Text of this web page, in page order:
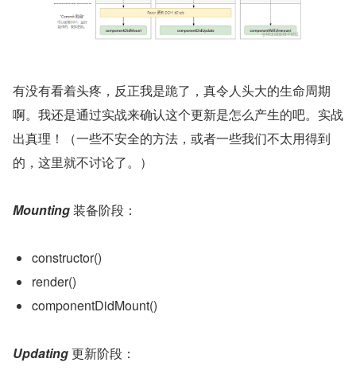
有没有看着头疼，反正我是跪了，真令人头大的生命周期
啊。我还是通过实战来确认这个更新是怎么产生的吧。实战
出真理！（一些不安全的方法，或者一些我们不太用得到
的，这里就不讨论了。）
Mounting 装备阶段：
constructor()
render()
componentDidMount()
Updating 更新阶段：